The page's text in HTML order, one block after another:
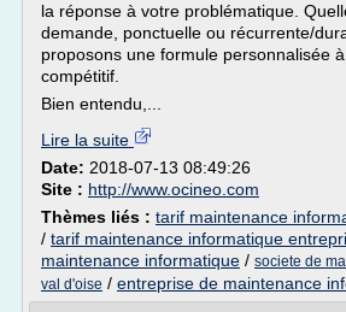
la réponse à votre problématique.
demande, ponctuelle ou récurrente/
proposons une formule personnalisée
compétitif.
Bien entendu,...
Lire la suite
Date: 2018-07-13 08:49:26
Site : http://www.ocineo.com
Thèmes liés : tarif maintenance
/ tarif maintenance informatique
maintenance informatique / societe de
val d'oise / entreprise de maintenance